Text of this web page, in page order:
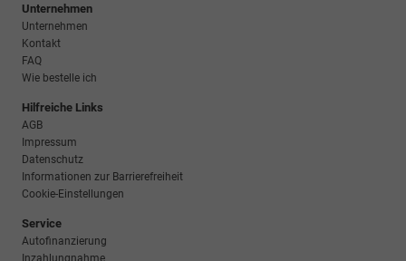
Unternehmen
Unternehmen
Kontakt
FAQ
Wie bestelle ich
Hilfreiche Links
AGB
Impressum
Datenschutz
Informationen zur Barrierefreiheit
Cookie-Einstellungen
Service
Autofinanzierung